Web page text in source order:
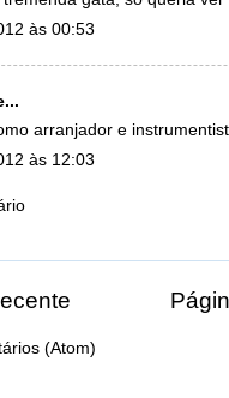
às 00:53
arranjador e
às 12:03
(Atom)